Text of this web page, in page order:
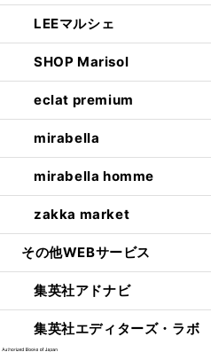
LEEマルシェ
SHOP Marisol
eclat premium
mirabella
mirabella homme
zakka market
その他WEBサービス
集英社アドナビ
集英社エディターズ・ラボ